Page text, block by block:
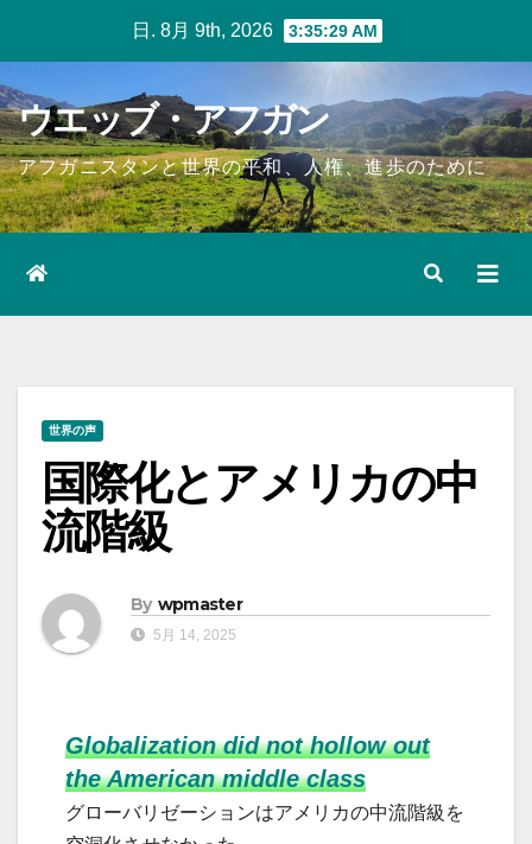
content
日. 8月 9th, 2026 3:35:30 AM
ウエッブ・アフガン
アフガニスタンと世界の平和、人権、進歩のために
世界の声
国際化とアメリカの中
流階級
By wpmaster
5月 14, 2025
Globalization did not hollow out
the American middle class
グローバリゼーションはアメリカの中流階級を